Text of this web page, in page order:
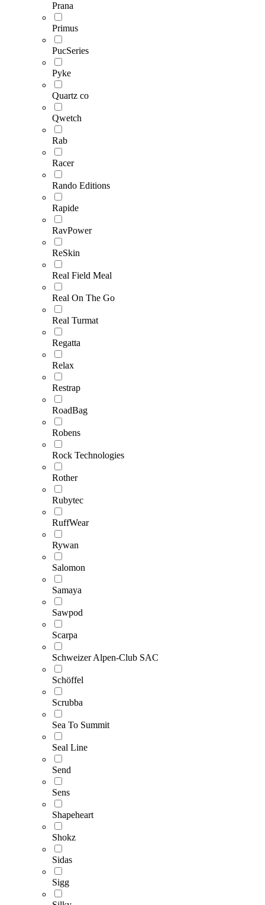
Prana
Primus
PucSeries
Pyke
Quartz co
Qwetch
Rab
Racer
Rando Editions
Rapide
RavPower
ReSkin
Real Field Meal
Real On The Go
Real Turmat
Regatta
Relax
Restrap
RoadBag
Robens
Rock Technologies
Rother
Rubytec
RuffWear
Rywan
Salomon
Samaya
Sawpod
Scarpa
Schweizer Alpen-Club SAC
Schöffel
Scrubba
Sea To Summit
Seal Line
Send
Sens
Shapeheart
Shokz
Sidas
Sigg